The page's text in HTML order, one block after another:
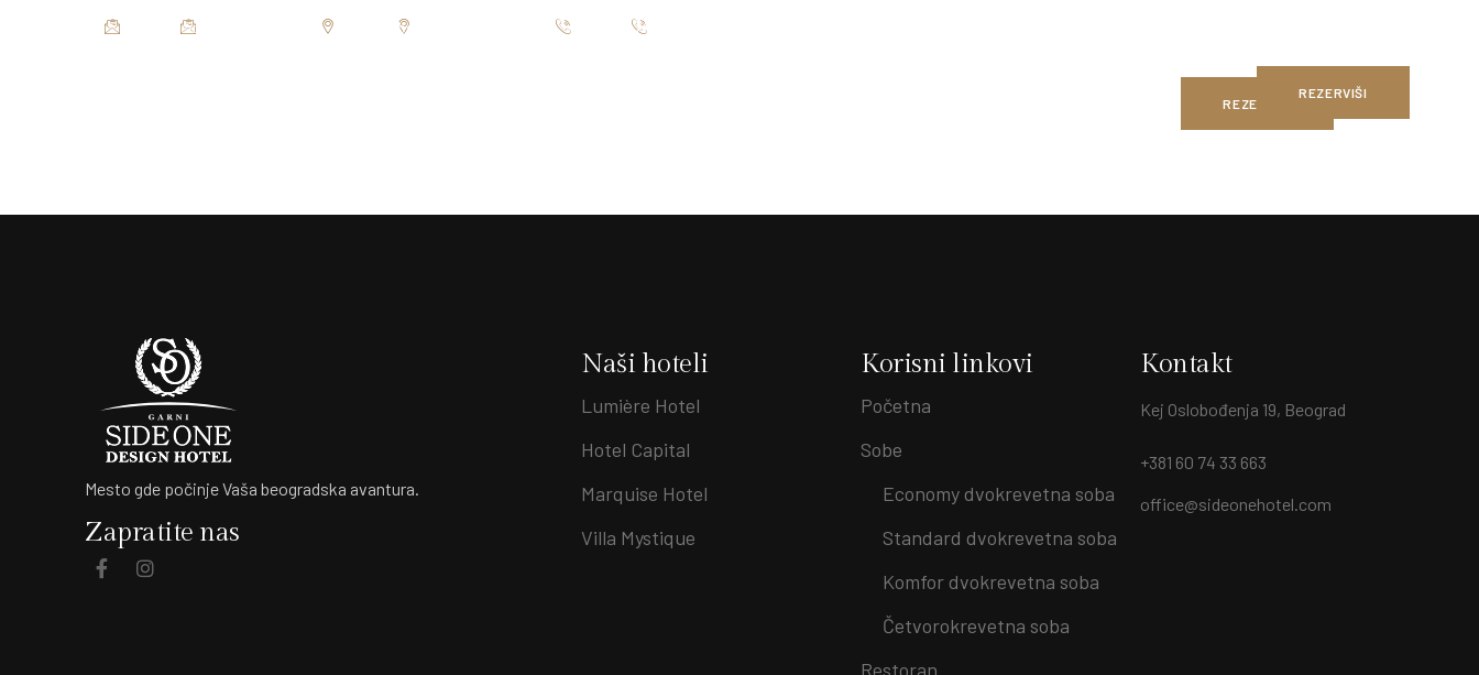
office@sideonehotel.com Kej Oslobođenja 19, Beograd +381 60 74 33 663
REZERVIŠI
office@sideonehotel.com Kej Oslobođenja 19, Beograd
REZERVIŠI
Mesto gde počinje Vaša beogradska avantura.
Zapratite nas
Naši hoteli
Lumière Hotel
Hotel Capital
Marquise Hotel
Villa Mystique
Korisni linkovi
Početna
Sobe
Economy dvokrevetna soba
Standard dvokrevetna soba
Komfor dvokrevetna soba
Četvorokrevetna soba
Restoran
Kontakt
Kej Oslobođenja 19, Beograd
+381 60 74 33 663
office@sideonehotel.com